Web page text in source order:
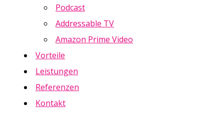
Podcast
Addressable TV
Amazon Prime Video
Vorteile
Leistungen
Referenzen
Kontakt